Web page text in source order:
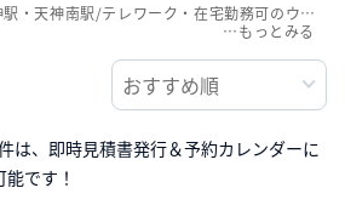
は、即時見積書発行＆予約カレンダーに
です！
西鉄福岡（天神）駅・天神駅・天神南駅/テレワーク・在宅勤務可のウィークリーマンション・マンスリーマンション賃貸物件一覧を掲載中。敷金・礼金無料、家具・家電付をご紹介。こだわり条件での絞込みも簡単！
…